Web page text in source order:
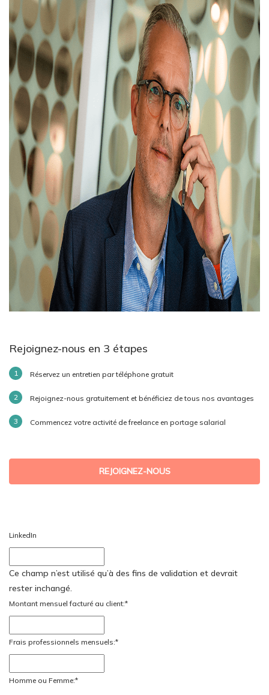
Rejoignez-nous en 3 étapes
Réservez un entretien par téléphone gratuit
Rejoignez-nous gratuitement et bénéficiez de tous nos avantages
Commencez votre activité de freelance en portage salarial
REJOIGNEZ-NOUS
LinkedIn
Ce champ n’est utilisé qu’à des fins de validation et devrait
rester inchangé.
Montant mensuel facturé au client:*
Frais professionnels mensuels:*
Homme ou Femme:*